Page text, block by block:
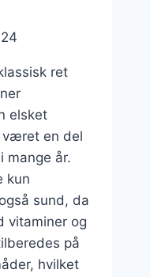
ret
elsket
været en del
mange år.
kun
sund, da
vitaminer og
på
hvilket